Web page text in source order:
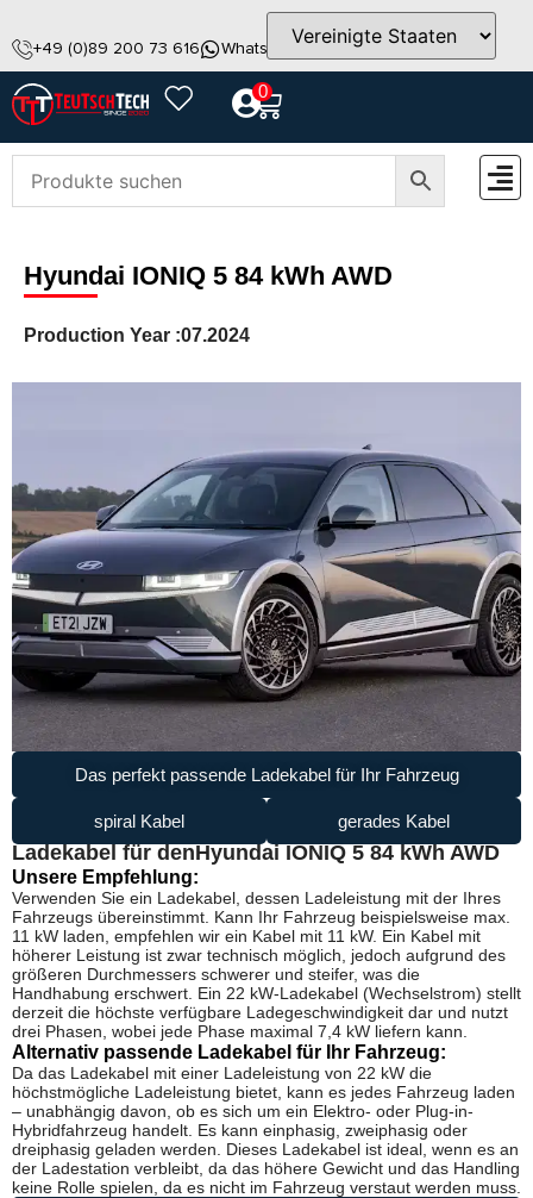
+49 (0)89 200 73 616 WhatsApp info@teutschtech.com
0
Hyundai IONIQ 5 84 kWh AWD
Production Year :07.2024
Das perfekt passende Ladekabel für Ihr Fahrzeug
spiral Kabel gerades Kabel
Ladekabel für denHyundai IONIQ 5 84 kWh AWD
Unsere Empfehlung:
Verwenden Sie ein Ladekabel, dessen Ladeleistung mit der Ihres
Fahrzeugs übereinstimmt. Kann Ihr Fahrzeug beispielsweise max.
11 kW laden, empfehlen wir ein Kabel mit 11 kW. Ein Kabel mit
höherer Leistung ist zwar technisch möglich, jedoch aufgrund des
größeren Durchmessers schwerer und steifer, was die
Handhabung erschwert. Ein 22 kW-Ladekabel (Wechselstrom) stellt
derzeit die höchste verfügbare Ladegeschwindigkeit dar und nutzt
drei Phasen, wobei jede Phase maximal 7,4 kW liefern kann.
Alternativ passende Ladekabel für Ihr Fahrzeug:
Da das Ladekabel mit einer Ladeleistung von 22 kW die
höchstmögliche Ladeleistung bietet, kann es jedes Fahrzeug laden
– unabhängig davon, ob es sich um ein Elektro- oder Plug-in-
Hybridfahrzeug handelt. Es kann einphasig, zweiphasig oder
dreiphasig geladen werden. Dieses Ladekabel ist ideal, wenn es an
der Ladestation verbleibt, da das höhere Gewicht und das Handling
keine Rolle spielen, da es nicht im Fahrzeug verstaut werden muss.